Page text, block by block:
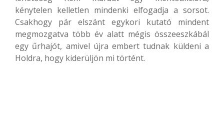
kénytelen kelletlen mindenki elfogadja a sorsot.
Csakhogy pár elszánt egykori kutató mindent
megmozgatva több év alatt mégis összeeszkábál
egy űrhajót, amivel újra embert tudnak küldeni a
Holdra, hogy kiderüljön mi történt.